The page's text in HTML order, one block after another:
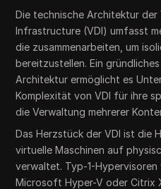
Die technische Architektur der
Infrastructure (VDI) umfasst
die zusammenarbeiten, um
bereitzustellen. Ein
Architektur ermöglicht es
Komplexität von VDI für ihre
die Verwaltung mehrerer
Das Herzstück der VDI ist die
virtuelle Maschinen auf
verwaltet. Typ-1-Hypervisoren
Microsoft Hyper-V oder Citrix